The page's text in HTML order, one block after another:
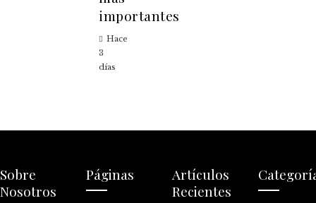
importantes
Hace
3
días
Sobre
Nosotros
Páginas
Artículos
Recientes